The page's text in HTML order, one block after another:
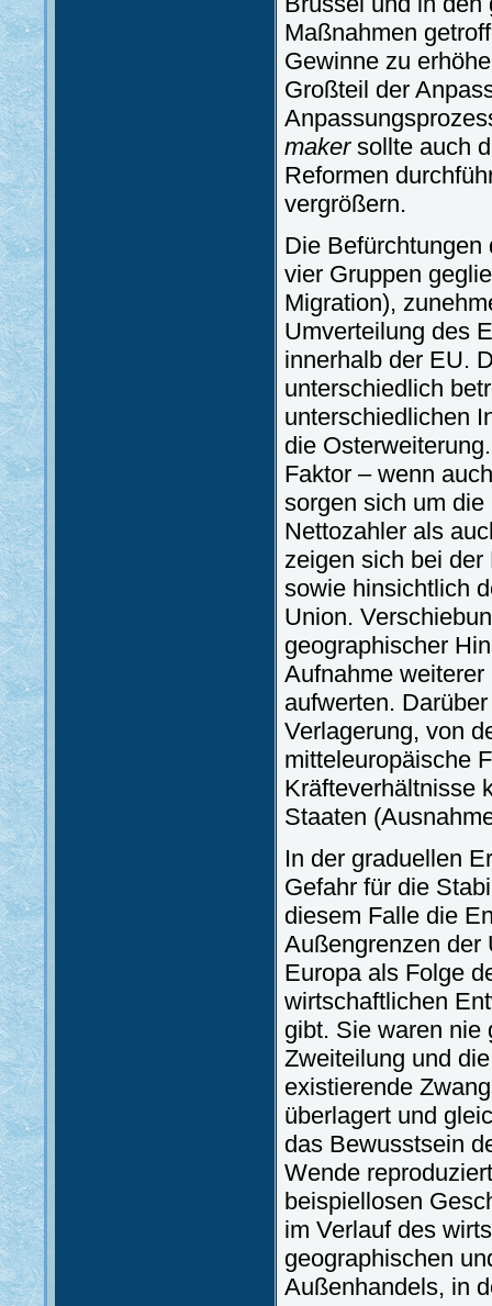
Maßnahmen
Gewinne zu
Großteil der
maker sollte auch
Reformen
vergrößern.
Die
vier Gruppen
Migration),
Umverteilung des
innerhalb der EU.
unterschiedlich
unterschiedlichen
die
Faktor – wenn
sorgen sich um
Nettozahler als
zeigen sich bei
sowie hinsichtlich
Union.
geographischer
Aufnahme
aufwerten.
Verlagerung, von
mitteleuropäische
Kräfteverhältnisse
Staaten
In der graduellen
Gefahr für die
diesem Falle die
Außengrenzen der
Europa als Folge
wirtschaftlichen
gibt. Sie waren nie
Zweiteilung und
existierende
überlagert und
das Bewusstsein
Wende
beispiellosen
im Verlauf des
geographischen
Außenhandels, in